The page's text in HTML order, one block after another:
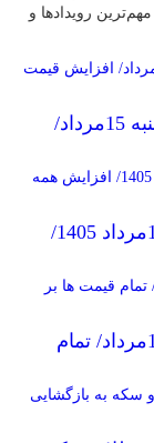
رویدادها و
قیمت طلا، دلار و سکه امروز پنجشنبه 15مرداد/
قیمت طلا و سکه امروز پنجشنبه 15مرداد 1405/
قیمت طلا و سکه امروز پنجشنبه 15مرداد/ تمام